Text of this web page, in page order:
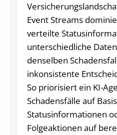
Event Streams
verteilte
unterschiedliche
denselben
inkonsistente
So priorisiert ein KI-
Schadensfälle auf
Statusinformationen
Folgeaktionen auf